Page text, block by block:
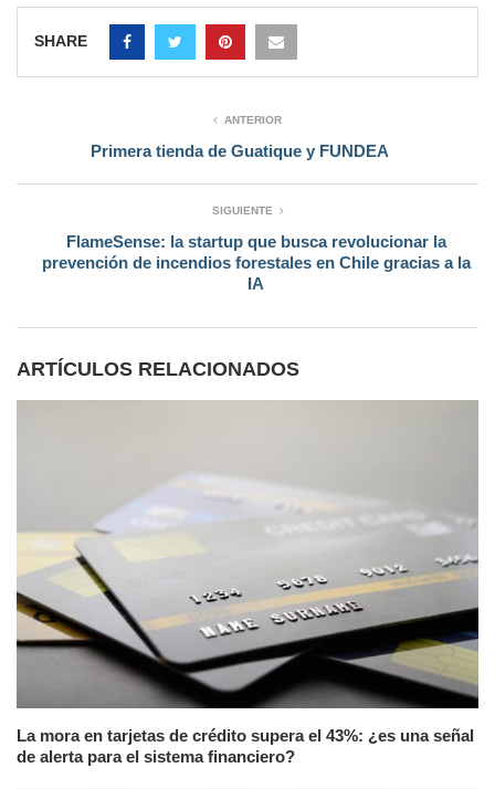
SHARE
ANTERIOR
Primera tienda de Guatique y FUNDEA
SIGUIENTE
FlameSense: la startup que busca revolucionar la
prevención de incendios forestales en Chile gracias a la
IA
ARTÍCULOS RELACIONADOS
La mora en tarjetas de crédito supera el 43%: ¿es una señal
de alerta para el sistema financiero?